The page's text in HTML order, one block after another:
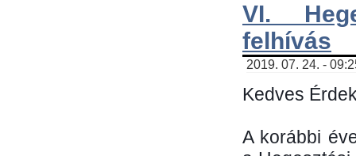
VI.
felhívás
2019. 07. 24. -
Kedves
A korábbi